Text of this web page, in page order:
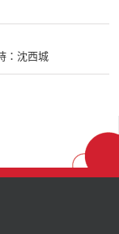
：沈西城